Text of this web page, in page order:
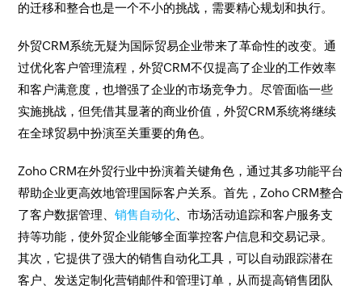
的迁移和整合也是一个不小的挑战，需要精心规划和执行。
外贸CRM系统无疑为国际贸易企业带来了革命性的改变。通
过优化客户管理流程，外贸CRM不仅提高了企业的工作效率
和客户满意度，也增强了企业的市场竞争力。尽管面临一些
实施挑战，但凭借其显著的商业价值，外贸CRM系统将继续
在全球贸易中扮演至关重要的角色。
Zoho CRM在外贸行业中扮演着关键角色，通过其多功能平台
帮助企业更高效地管理国际客户关系。首先，Zoho CRM整合
了客户数据管理、销售自动化 、市场活动追踪和客户服务支
持等功能，使外贸企业能够全面掌控客户信息和交易记录。
其次，它提供了强大的销售自动化工具，可以自动跟踪潜在
客户、发送定制化营销邮件和管理订单，从而提高销售团队